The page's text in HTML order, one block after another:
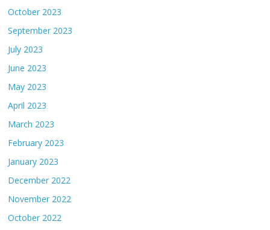
October 2023
September 2023
July 2023
June 2023
May 2023
April 2023
March 2023
February 2023
January 2023
December 2022
November 2022
October 2022